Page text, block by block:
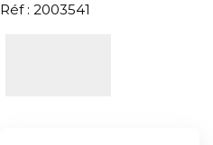
Réf : 2003541